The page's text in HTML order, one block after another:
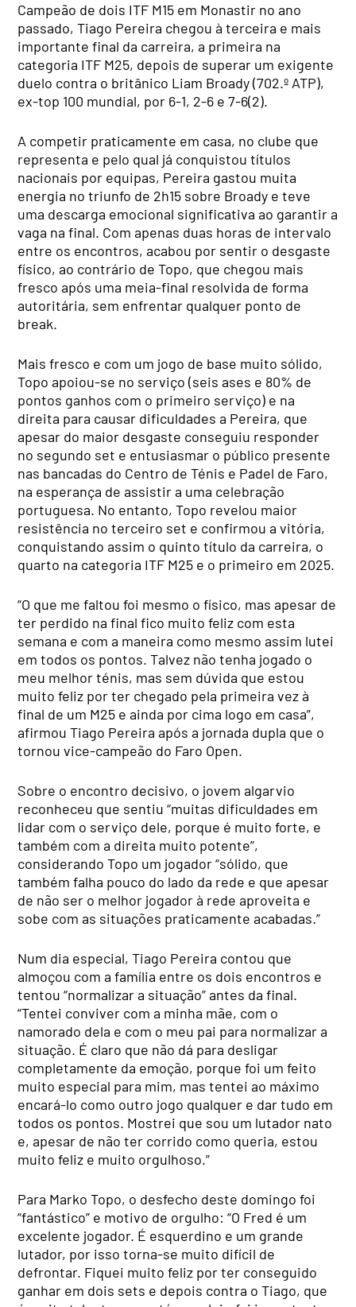
Campeão de dois ITF M15 em Monastir no ano
passado, Tiago Pereira chegou à terceira e mais
importante final da carreira, a primeira na
categoria ITF M25, depois de superar um exigente
duelo contra o britânico Liam Broady (702.º ATP),
ex-top 100 mundial, por 6-1, 2-6 e 7-6(2).
A competir praticamente em casa, no clube que
representa e pelo qual já conquistou títulos
nacionais por equipas, Pereira gastou muita
energia no triunfo de 2h15 sobre Broady e teve
uma descarga emocional significativa ao garantir a
vaga na final. Com apenas duas horas de intervalo
entre os encontros, acabou por sentir o desgaste
físico, ao contrário de Topo, que chegou mais
fresco após uma meia-final resolvida de forma
autoritária, sem enfrentar qualquer ponto de
break.
Mais fresco e com um jogo de base muito sólido,
Topo apoiou-se no serviço (seis ases e 80% de
pontos ganhos com o primeiro serviço) e na
direita para causar dificuldades a Pereira, que
apesar do maior desgaste conseguiu responder
no segundo set e entusiasmar o público presente
nas bancadas do Centro de Ténis e Padel de Faro,
na esperança de assistir a uma celebração
portuguesa. No entanto, Topo revelou maior
resistência no terceiro set e confirmou a vitória,
conquistando assim o quinto título da carreira, o
quarto na categoria ITF M25 e o primeiro em 2025.
“O que me faltou foi mesmo o físico, mas apesar de
ter perdido na final fico muito feliz com esta
semana e com a maneira como mesmo assim lutei
em todos os pontos. Talvez não tenha jogado o
meu melhor ténis, mas sem dúvida que estou
muito feliz por ter chegado pela primeira vez à
final de um M25 e ainda por cima logo em casa”,
afirmou Tiago Pereira após a jornada dupla que o
tornou vice-campeão do Faro Open.
Sobre o encontro decisivo, o jovem algarvio
reconheceu que sentiu “muitas dificuldades em
lidar com o serviço dele, porque é muito forte, e
também com a direita muito potente”,
considerando Topo um jogador “sólido, que
também falha pouco do lado da rede e que apesar
de não ser o melhor jogador à rede aproveita e
sobe com as situações praticamente acabadas.”
Num dia especial, Tiago Pereira contou que
almoçou com a família entre os dois encontros e
tentou “normalizar a situação” antes da final.
“Tentei conviver com a minha mãe, com o
namorado dela e com o meu pai para normalizar a
situação. É claro que não dá para desligar
completamente da emoção, porque foi um feito
muito especial para mim, mas tentei ao máximo
encará-lo como outro jogo qualquer e dar tudo em
todos os pontos. Mostrei que sou um lutador nato
e, apesar de não ter corrido como queria, estou
muito feliz e muito orgulhoso.”
Para Marko Topo, o desfecho deste domingo foi
“fantástico” e motivo de orgulho: “O Fred é um
excelente jogador. É esquerdino e um grande
lutador, por isso torna-se muito difícil de
defrontar. Fiquei muito feliz por ter conseguido
ganhar em dois sets e depois contra o Tiago, que